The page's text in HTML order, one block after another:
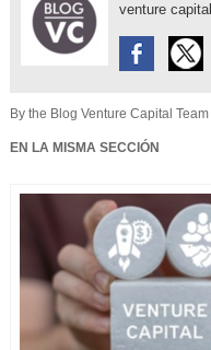
venture
By the Blog Venture Capital Team
EN LA MISMA SECCIÓN